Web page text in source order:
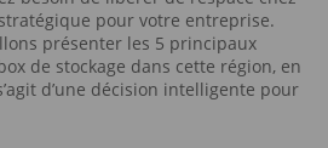
pour votre entreprise.
présenter les 5 principaux
de stockage dans cette région, en
d’une décision intelligente pour